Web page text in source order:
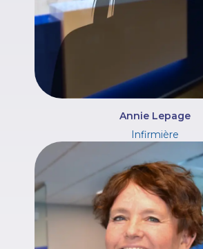
Annie Lepage
Infirmière